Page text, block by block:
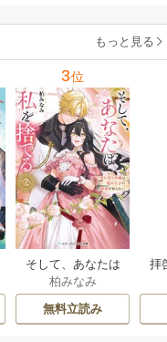
もっと見る
3位
そして、あなたは
私を捨てる
柏みなみ
無料立読み
拝